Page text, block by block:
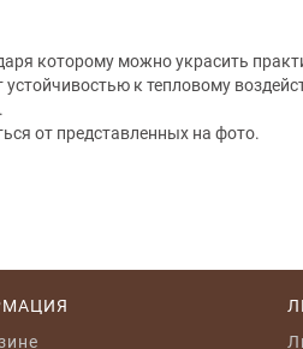
которому можно украсить
к тепловому
от представленных на фото.